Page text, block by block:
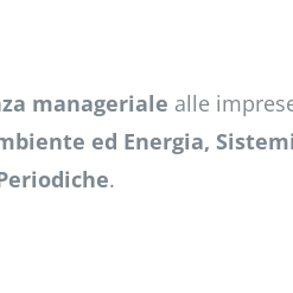
manageriale alle
ed Energia,
.